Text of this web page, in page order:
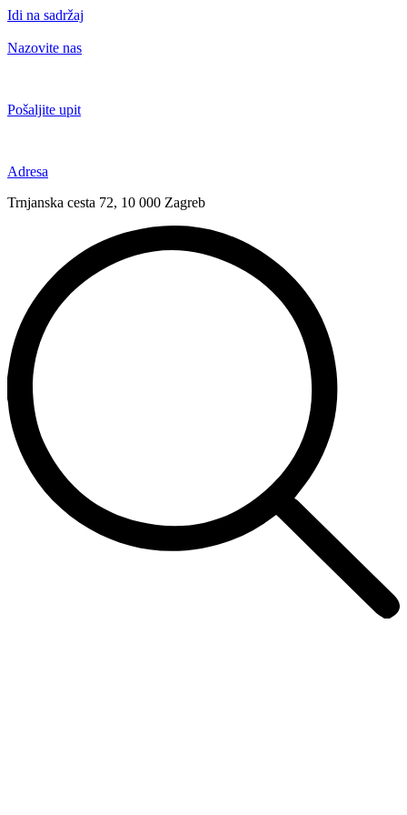
Idi na sadržaj
Nazovite nas
Pošaljite upit
Adresa
Trnjanska cesta 72, 10 000 Zagreb